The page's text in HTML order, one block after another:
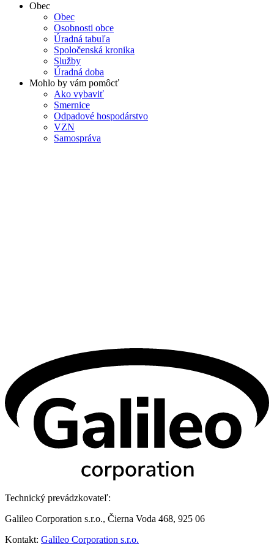
Obec
Obec
Osobnosti obce
Úradná tabuľa
Spoločenská kronika
Služby
Úradná doba
Mohlo by vám pomôcť
Ako vybaviť
Smernice
Odpadové hospodárstvo
VZN
Samospráva
Technický prevádzkovateľ:
Galileo Corporation s.r.o., Čierna Voda 468, 925 06
Kontakt: Galileo Corporation s.r.o.